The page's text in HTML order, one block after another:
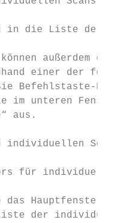
in die Liste der
außerdem
einer der
Befehlstaste-D.
im unteren
aus.
Scans
für individuelle
das Hauptfenster
der